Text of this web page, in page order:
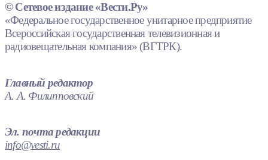
© Сетевое издание «Вести.Ру»
«Федеральное государственное унитарное предприятие
Всероссийская государственная телевизионная и
радиовещательная компания» (ВГТРК).
Главный редактор
А. А. Филипповский
Эл. почта редакции
info@vesti.ru